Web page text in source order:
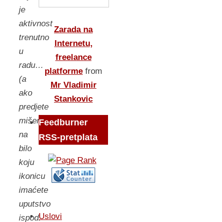
je
aktivnost
trenutno
u
radu…
(a
ako
predjete
mišem
na
bilo
koju
ikonicu
imaćete
uputstvo
ispod.
Zarada na
Internetu,
freelance
platforme from
Mr Vladimir
Stankovic
Feedburner
RSS-pretplata
Uslovi